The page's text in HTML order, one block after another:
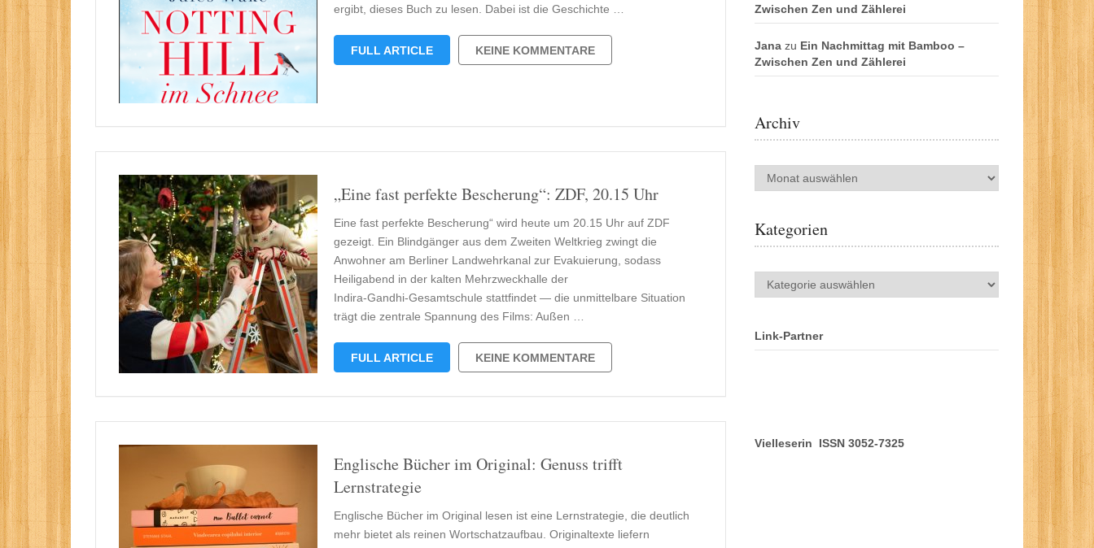
ergibt, dieses Buch zu lesen. Dabei ist die Geschichte …
FULL ARTICLE KEINE KOMMENTARE
„Eine fast perfekte Bescherung“: ZDF, 20.15 Uhr
Eine fast perfekte Bescherung“ wird heute um 20.15 Uhr auf ZDF
gezeigt. Ein Blindgänger aus dem Zweiten Weltkrieg zwingt die
Anwohner am Berliner Landwehrkanal zur Evakuierung, sodass
Heiligabend in der kalten Mehrzweckhalle der
Indira‑Gandhi‑Gesamtschule stattfindet — die unmittelbare Situation
trägt die zentrale Spannung des Films: Außen …
FULL ARTICLE KEINE KOMMENTARE
Englische Bücher im Original: Genuss trifft
Lernstrategie
Englische Bücher im Original lesen ist eine Lernstrategie, die deutlich
mehr bietet als reinen Wortschatzaufbau. Originaltexte liefern
Zwischen Zen und Zählerei
Jana zu Ein Nachmittag mit Bamboo –
Zwischen Zen und Zählerei
Archiv
Archiv
Kategorien
Kategorien
Link-Partner
Vielleserin ISSN 3052-7325